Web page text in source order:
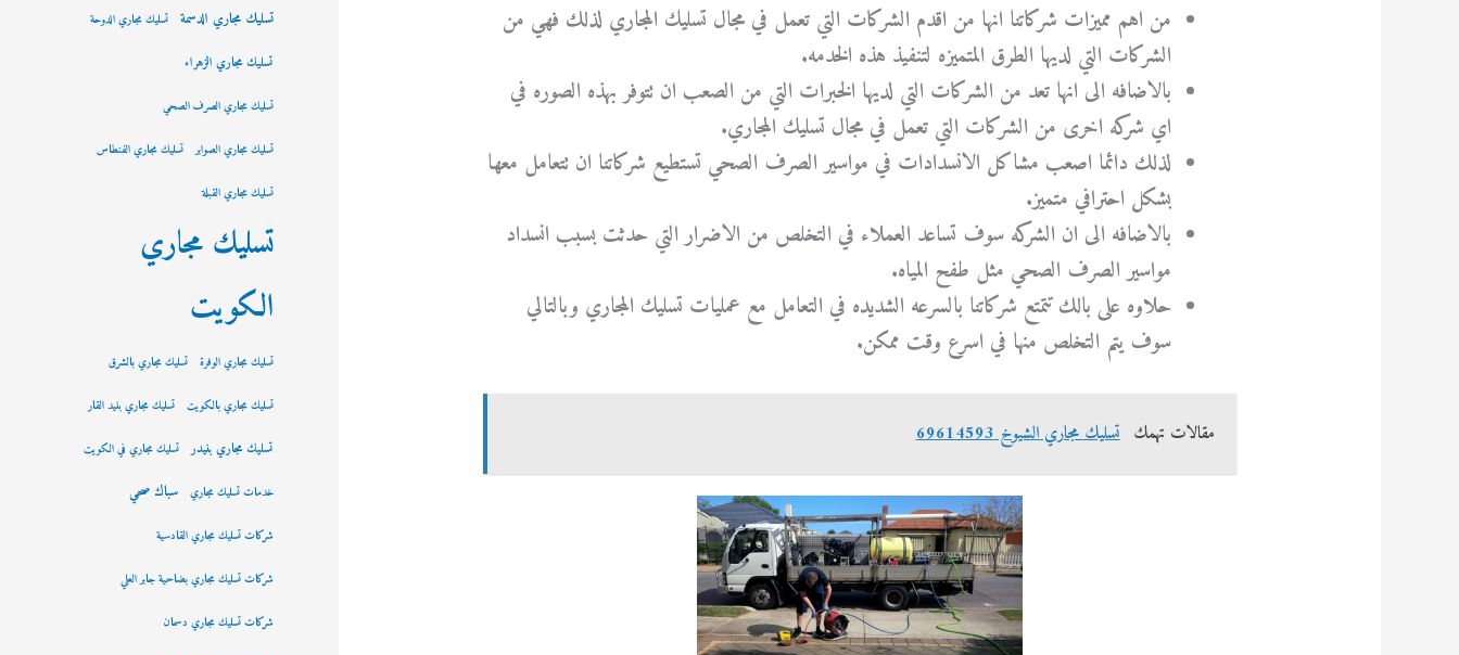
من اهم مميزات شركاتنا انها من اقدم الشركات التي تعمل في مجال تسليك المجاري لذلك فهي من
الشركات التي لديها الطرق المتميزه لتنفيذ هذه الخدمه.
بالاضافه الى انها تعد من الشركات التي لديها الخبرات التي من الصعب ان تتوفر بهذه الصوره في
اي شركه اخرى من الشركات التي تعمل في مجال تسليك المجاري.
لذلك دائما اصعب مشاكل الانسدادات في مواسير الصرف الصحي تستطيع شركاتنا ان تتعامل معها
بشكل احترافي متميز.
بالاضافه الى ان الشركه سوف تساعد العملاء في التخلص من الاضرار التي حدثت بسبب انسداد
مواسير الصرف الصحي مثل طفح المياه.
حلاوه على بالك تتمتع شركاتنا بالسرعه الشديده في التعامل مع عمليات تسليك المجاري وبالتالي
سوف يتم التخلص منها في اسرع وقت ممكن.
مقالات تهمك تسليك مجاري الشيوخ 69614593
تسليك مجاري الدسمة تسليك مجاري الدوحة
تسليك مجاري الزهراء
تسليك مجاري الصرف الصحي
تسليك مجاري الصوابر تسليك مجاري الفنطاس
تسليك مجاري القبلة
تسليك مجاري
الكويت
تسليك مجاري الوفرة تسليك مجاري بالشرق
تسليك مجاري بالكويت تسليك مجاري بنيد القار
تسليك مجاري بنيدر تسليك مجاري في الكويت
خدمات تسليك مجاري سباك صحي
شركات تسليك مجاري القادسية
شركات تسليك مجاري بضاحية جابر العلي
شركات تسليك مجاري دسمان